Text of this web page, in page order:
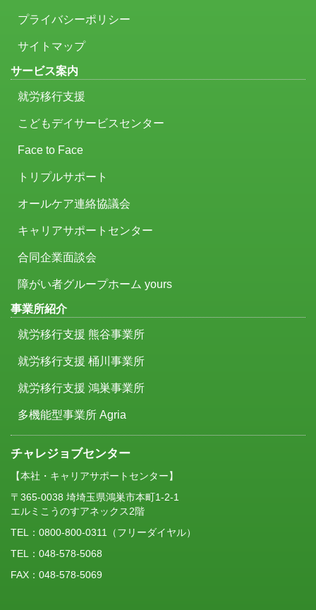
プライバシーポリシー
サイトマップ
サービス案内
就労移行支援
こどもデイサービスセンター
Face to Face
トリプルサポート
オールケア連絡協議会
キャリアサポートセンター
合同企業面談会
障がい者グループホーム yours
事業所紹介
就労移行支援 熊谷事業所
就労移行支援 桶川事業所
就労移行支援 鴻巣事業所
多機能型事業所 Agria
チャレジョブセンター
【本社・キャリアサポートセンター】
〒365-0038 埼埼玉県鴻巣市本町1-2-1
エルミこうのすアネックス2階
TEL： 0800-800-0311 （フリーダイヤル）
TEL：048-578-5068
FAX：048-578-5069